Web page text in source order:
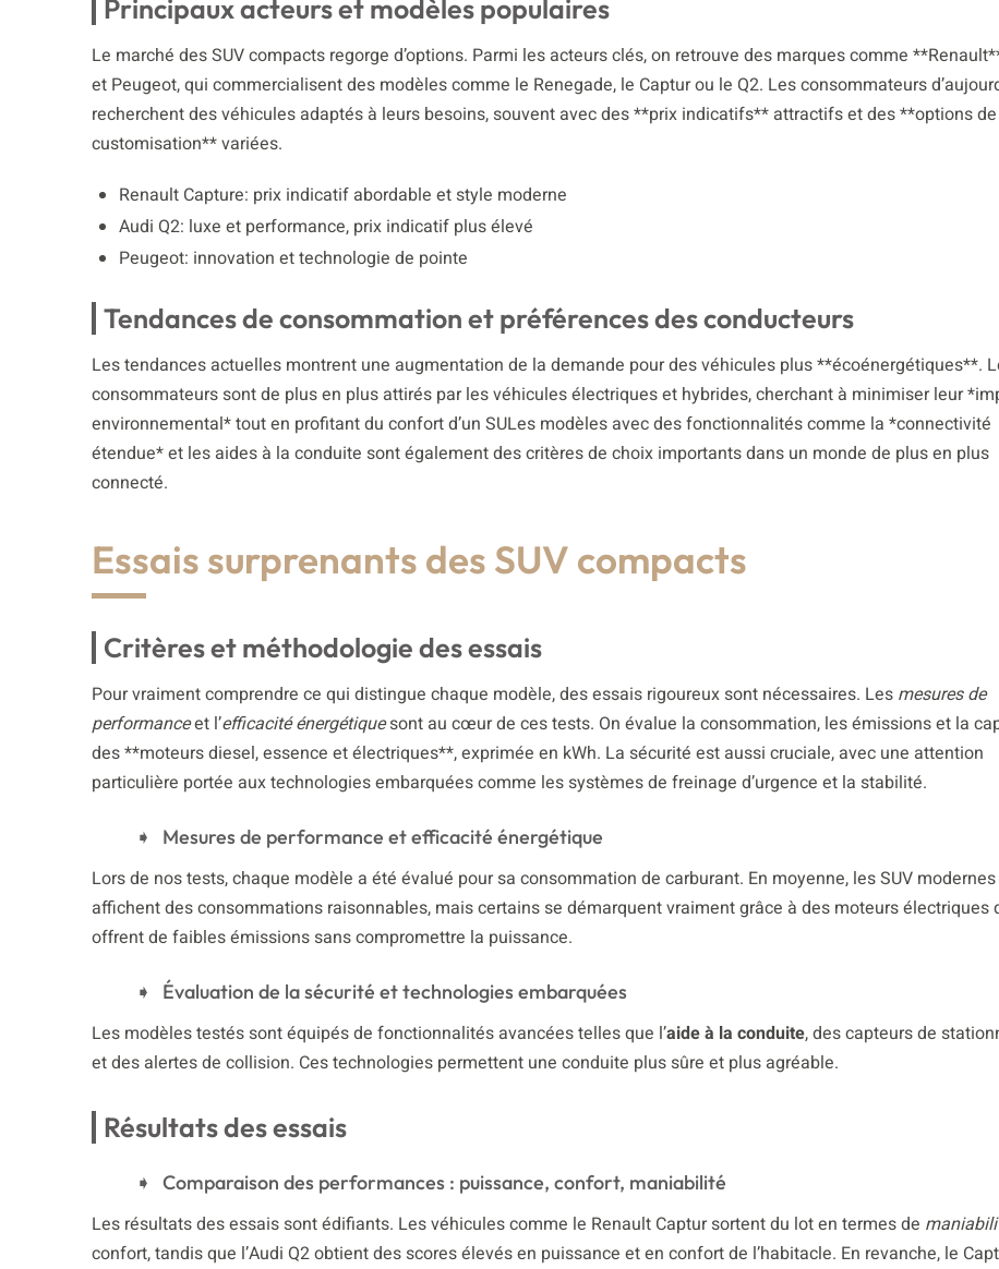
Principaux acteurs et modèles populaires
Le marché des SUV compacts regorge d’options. Parmi les acteurs clés, on retrouve des marques comme
et Peugeot, qui commercialisent des modèles comme le Renegade, le Captur ou le Q2. Les consommateurs
recherchent des véhicules adaptés à leurs besoins, souvent avec des **prix indicatifs** attractifs et des **options de
customisation** variées.
Renault Capture: prix indicatif abordable et style moderne
Audi Q2: luxe et performance, prix indicatif plus élevé
Peugeot: innovation et technologie de pointe
Tendances de consommation et préférences des conducteurs
Les tendances actuelles montrent une augmentation de la demande pour des véhicules plus **écoénergétiques**.
consommateurs sont de plus en plus attirés par les véhicules électriques et hybrides, cherchant à minimiser leur
environnemental* tout en profitant du confort d’un SULes modèles avec des fonctionnalités comme la *connectivité
étendue* et les aides à la conduite sont également des critères de choix importants dans un monde de plus en plus
connecté.
Essais surprenants des SUV compacts
Critères et méthodologie des essais
Pour vraiment comprendre ce qui distingue chaque modèle, des essais rigoureux sont nécessaires. Les mesures de
performanceet l’efficacité énergétiquesont au cœur de ces tests. On évalue la consommation, les émissions et la
des **moteurs diesel, essence et électriques**, exprimée en kWh. La sécurité est aussi cruciale, avec une attention
particulière portée aux technologies embarquées comme les systèmes de freinage d’urgence et la stabilité.
Mesures de performance et efficacité énergétique
Lors de nos tests, chaque modèle a été évalué pour sa consommation de carburant. En moyenne, les SUV modernes
affichent des consommations raisonnables, mais certains se démarquent vraiment grâce à des moteurs électriques
offrent de faibles émissions sans compromettre la puissance.
Évaluation de la sécurité et technologies embarquées
Les modèles testés sont équipés de fonctionnalités avancées telles que l’aide à la conduite, des capteurs de
et des alertes de collision. Ces technologies permettent une conduite plus sûre et plus agréable.
Résultats des essais
Comparaison des performances : puissance, confort, maniabilité
Les résultats des essais sont édifiants. Les véhicules comme le Renault Captur sortent du lot en termes de
confort, tandis que l’Audi Q2 obtient des scores élevés en puissance et en confort de l’habitacle. En revanche, le